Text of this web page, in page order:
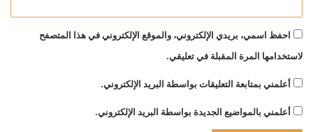
احفظ اسمي، بريدي الإلكتروني، والموقع الإلكتروني في هذا المتصفح
لاستخدامها المرة المقبلة في تعليقي.
أعلمني بمتابعة التعليقات بواسطة البريد الإلكتروني.
أعلمني بالمواضيع الجديدة بواسطة البريد الإلكتروني.